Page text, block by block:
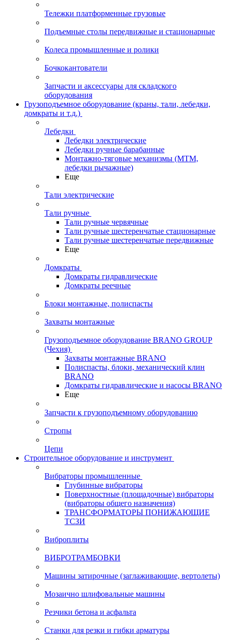
Тележки платформенные грузовые
Подъемные столы передвижные и стационарные
Колеса промышленные и ролики
Бочкокантователи
Запчасти и аксессуары для складского
оборудования
Грузоподъемное оборудование (краны, тали, лебедки,
домкраты и т.д.)
Лебедки
Лебедки электрические
Лебедки ручные барабанные
Монтажно-тяговые механизмы (МТМ,
лебедки рычажные)
Еще
Тали электрические
Тали ручные
Тали ручные червячные
Тали ручные шестеренчатые стационарные
Тали ручные шестеренчатые передвижные
Еще
Домкраты
Домкраты гидравлические
Домкраты реечные
Блоки монтажные, полиспасты
Захваты монтажные
Грузоподъемное оборудование BRANO GROUP
(Чехия)
Захваты монтажные BRANO
Полиспасты, блоки, механический клин
BRANO
Домкраты гидравлические и насосы BRANO
Еще
Запчасти к грузоподъемному оборудованию
Стропы
Цепи
Строительное оборудование и инструмент
Вибраторы промышленные
Глубинные вибраторы
Поверхностные (площадочные) вибраторы
(вибраторы общего назначения)
ТРАНСФОРМАТОРЫ ПОНИЖАЮЩИЕ
ТСЗИ
Виброплиты
ВИБРОТРАМБОВКИ
Машины затирочные (заглаживающие, вертолеты)
Мозаично шлифовальные машины
Резчики бетона и асфальта
Станки для резки и гибки арматуры